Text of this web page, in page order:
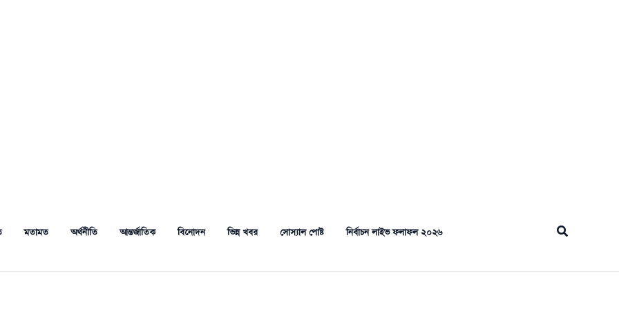
মতামত অর্থনীতি আন্তর্জাতিক বিনোদন ভিন্ন খবর সোস্যাল পোষ্ট নির্বাচন লাইভ ফলাফল ২০২৬ Search